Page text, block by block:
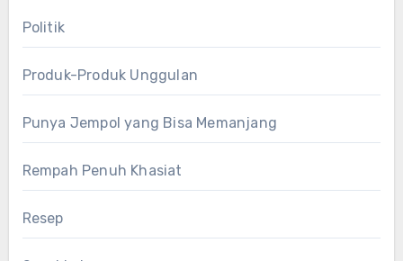
Politik
Produk-Produk Unggulan
Punya Jempol yang Bisa Memanjang
Rempah Penuh Khasiat
Resep